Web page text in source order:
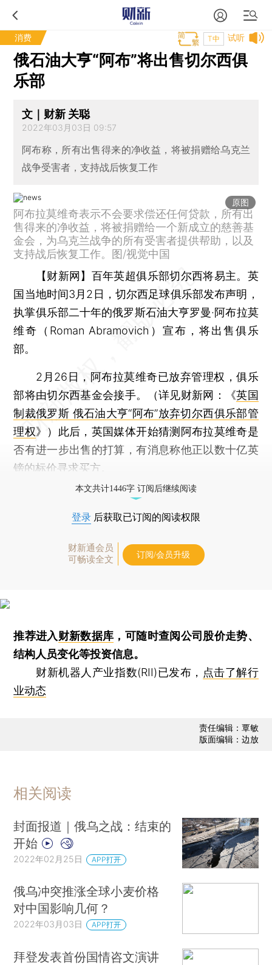
消费 试听
T中
俄石油大亨“阿布”将出售切尔西俱
乐部
文｜财新 关聪
2022年03月03日 09:57
阿布称，所有出售得来的净收益，将被捐赠给乌克兰
战争受害者，支持战后恢复工作
原图
阿布拉莫维奇表示不会要求偿还任何贷款，所有出
售得来的净收益，将被捐赠给一个新成立的慈善基
金会，为乌克兰战争的所有受害者提供帮助，以及
支持战后恢复工作。图/视觉中国
【财新网】 百年英超俱乐部切尔西将易主。英
国当地时间3月2日，切尔西足球俱乐部发布声明，
执掌俱乐部二十年的俄罗斯石油大亨罗曼·阿布拉莫
维奇（Roman Abramovich）宣布，将出售俱乐
部。
2月26日，阿布拉莫维奇已放弃管理权，俱乐
部将由切尔西基金会接手。（详见财新网：《英国
制裁俄罗斯 俄石油大亨“阿布”放弃切尔西俱乐部管
理权》）此后，英国媒体开始猜测阿布拉莫维奇是
否有进一步出售的打算，有消息称他正以数十亿英
镑的标价寻求买方。
本文共计1446字 订阅后继续阅读
登录 后获取已订阅的阅读权限
财新通会员
可畅读全文
订阅/会员升级
推荐进入财新数据库 ，可随时查阅公司股价走势、
结构人员变化等投资信息。
财新机器人产业指数(RII)已发布， 点击了解行
业动态
责任编辑：覃敏
版面编辑：边放
相关阅读
封面报道｜俄乌之战：结束的
开始
2022年02月25日 APP打开
俄乌冲突推涨全球小麦价格
对中国影响几何？
2022年03月03日 APP打开
拜登发表首份国情咨文演讲